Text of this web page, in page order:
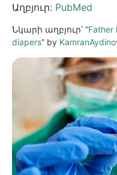
Աղբյուր: PubMed
Նկարի աղբյուր՝ “Father
diapers” by